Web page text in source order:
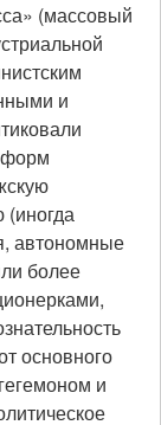
(массовый
и
(иногда
автономные
более
основного
и